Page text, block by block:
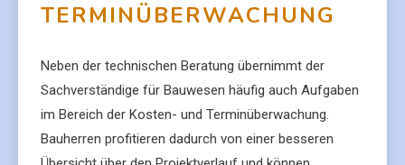
TERMINÜBERWACHUNG
Neben der technischen Beratung übernimmt der
Sachverständige für Bauwesen häufig auch Aufgaben
im Bereich der Kosten- und Terminüberwachung.
Bauherren profitieren dadurch von einer besseren